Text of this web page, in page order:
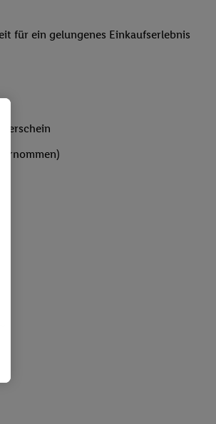
für ein gelungenes Einkaufserlebnis